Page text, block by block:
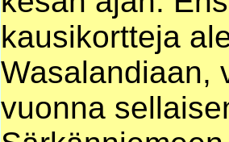
kausikortteja
Wasalandiaan,
vuonna